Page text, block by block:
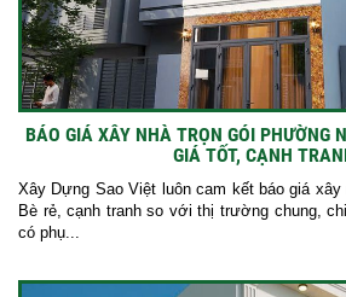
BÁO GIÁ XÂY NHÀ TRỌN GÓI PHƯỜNG
GIÁ TỐT, CẠNH
Xây Dựng Sao Việt luôn cam kết báo giá
Bè rẻ, cạnh tranh so với thị trường chung,
có phụ...